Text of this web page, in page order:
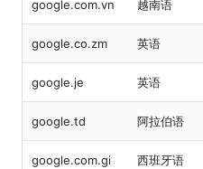
google.com.vn 越南语
google.co.zm 英语
google.je 英语
google.td 阿拉伯语
google.com.gi 西班牙语